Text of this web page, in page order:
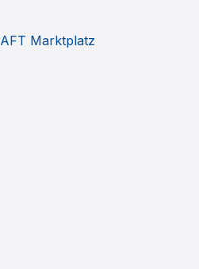
Marktplatz